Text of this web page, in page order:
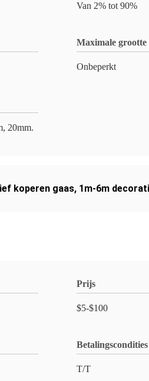
Van 2% tot 90%
Maximale grootte
Onbeperkt
20mm.
koperen gaas, 1m-6m
Prijs
$5-$100
Betalingscondities
T/T